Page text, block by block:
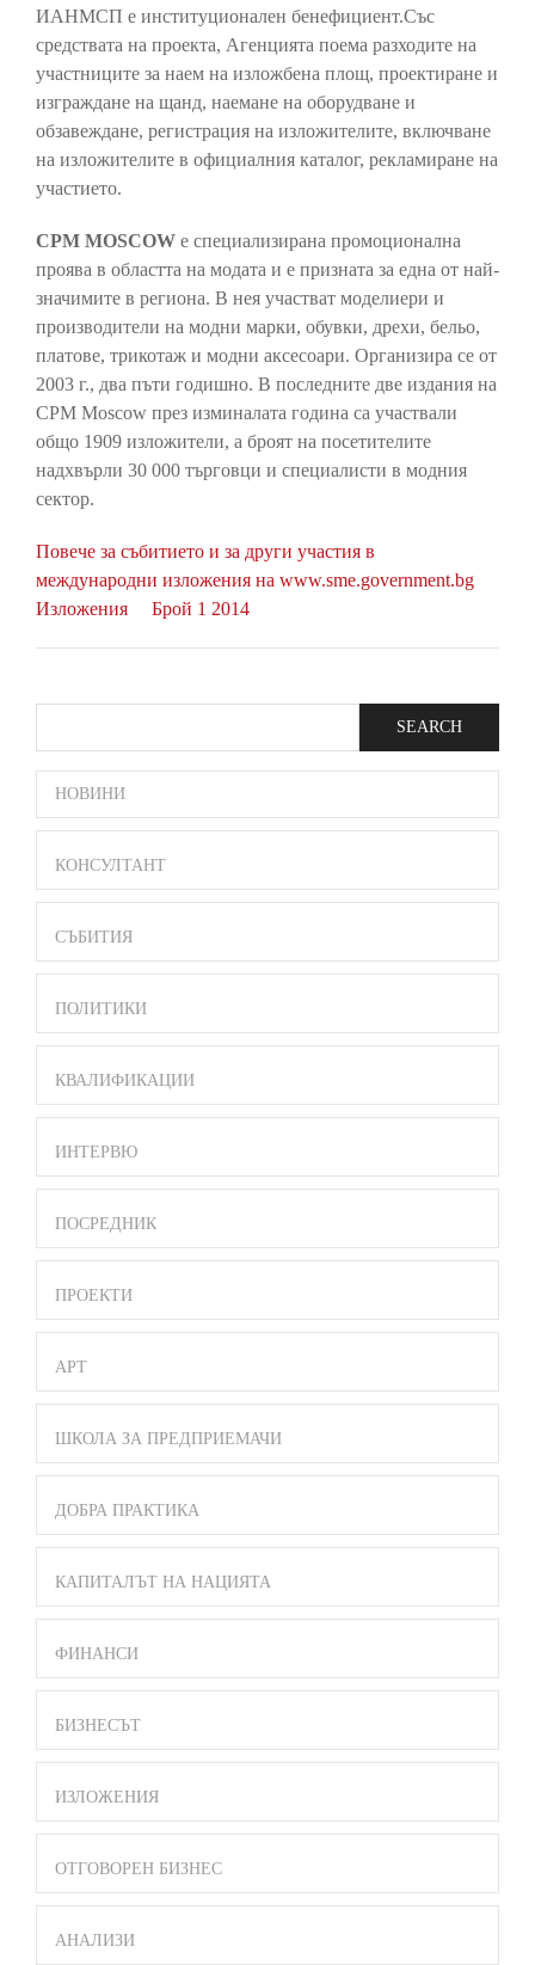
ИАНМСП е институционален бенефициент.Със
средствата на проекта, Агенцията поема разходите на
участниците за наем на изложбена площ, проектиране и
изграждане на щанд, наемане на оборудване и
обзавеждане, регистрация на изложителите, включване
на изложителите в официалния каталог, рекламиране на
участието.
CPM MOSCOW e специализирана промоционална
проява в областта на модата и е призната за една от най-
значимите в региона. В нея участват моделиери и
производители на модни марки, обувки, дрехи, бельо,
платове, трикотаж и модни аксесоари. Организира се от
2003 г., два пъти годишно. В последните две издания на
CPM Moscow през изминалата година са участвали
общо 1909 изложители, а броят на посетителите
надхвърли 30 000 търговци и специалисти в модния
сектор.
Повече за събитието и за други участия в
международни изложения на www.sme.government.bg
Изложения
Брой 1 2014
SIDE
BAR
MENU
НОВИНИ
КОНСУЛТАНТ
СЪБИТИЯ
ПОЛИТИКИ
КВАЛИФИКАЦИИ
ИНТЕРВЮ
ПОСРЕДНИК
ПРОЕКТИ
АРТ
ШКОЛА ЗА ПРЕДПРИЕМАЧИ
ДОБРА ПРАКТИКА
КАПИТАЛЪТ НА НАЦИЯТА
ФИНАНСИ
БИЗНЕСЪТ
ИЗЛОЖЕНИЯ
ОТГОВОРЕН БИЗНЕС
АНАЛИЗИ